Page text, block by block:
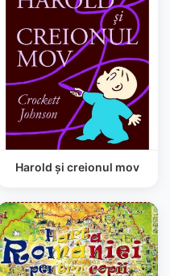
Harold și creionul mov